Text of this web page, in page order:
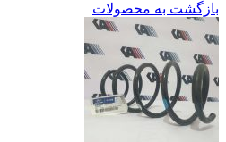
بازگشت به محصولات